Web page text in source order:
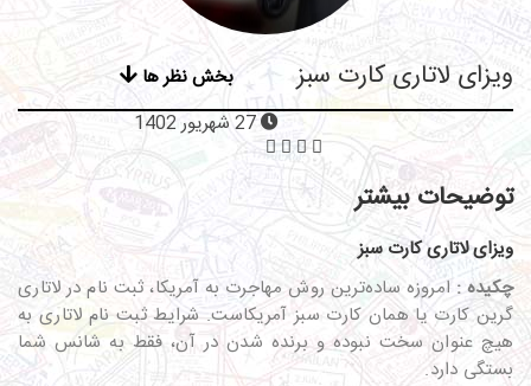
ویزای لاتاری کارت سبز
بخش نظر ها
توضیحات بیشتر
ویزای لاتاری کارت سبز
چکیده :امروزه ساده‌ترین روش مهاجرت به آمریکا، ثبت نام در لاتاری
گرین کارت یا همان کارت سبز آمریکاست. شرایط ثبت نام لاتاری به
هیچ عنوان سخت نبوده و برنده شدن در آن، فقط به شانس شما
بستگی دارد.